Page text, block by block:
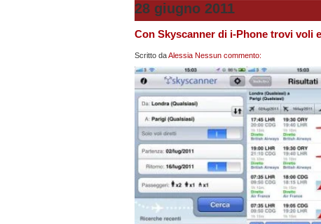
28 giugno 2011
Con Skyscanner di i-Phone trovi voli
Scritto daAlessia Nessun commento: